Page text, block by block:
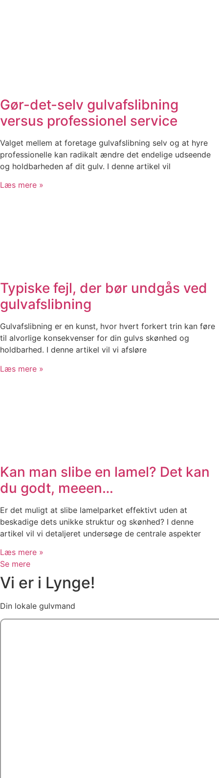
Gør-det-selv gulvafslibning
versus professionel service
Valget mellem at foretage gulvafslibning selv og at hyre
professionelle kan radikalt ændre det endelige udseende
og holdbarheden af dit gulv. I denne artikel vil
Læs mere »
Typiske fejl, der bør undgås ved
gulvafslibning
Gulvafslibning er en kunst, hvor hvert forkert trin kan føre
til alvorlige konsekvenser for din gulvs skønhed og
holdbarhed. I denne artikel vil vi afsløre
Læs mere »
Kan man slibe en lamel? Det kan
du godt, meeen…
Er det muligt at slibe lamelparket effektivt uden at
beskadige dets unikke struktur og skønhed? I denne
artikel vil vi detaljeret undersøge de centrale aspekter
Læs mere »
Se mere
Vi er i Lynge!
Din lokale gulvmand